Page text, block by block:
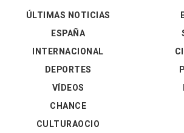
ÚLTIMAS NOTICIAS
ESPAÑA
INTERNACIONAL
DEPORTES
VÍDEOS
CHANCE
CULTURAOCIO